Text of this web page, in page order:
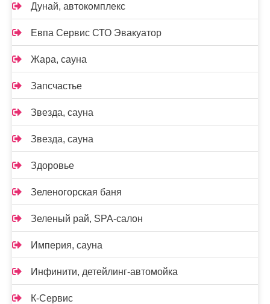
Дунай, автокомплекс
Евпа Сервис СТО Эвакуатор
Жара, сауна
Запсчастье
Звезда, сауна
Звезда, сауна
Здоровье
Зеленогорская баня
Зеленый рай, SPA-салон
Империя, сауна
Инфинити, детейлинг-автомойка
К-Сервис